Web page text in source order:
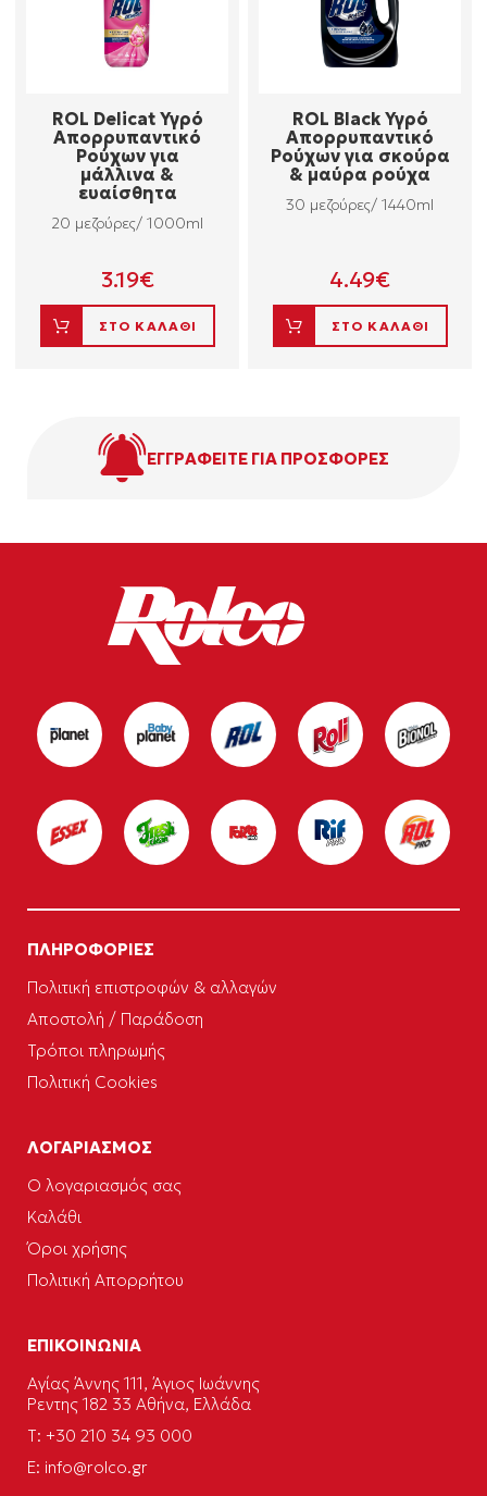
ROL Delicat Υγρό
Απορρυπαντικό
Ρούχων για
μάλλινα &
ευαίσθητα
20 μεζούρες/ 1000ml
3.19€
ΣΤΟ ΚΑΛΑΘΙ
ROL Black Υγρό
Απορρυπαντικό
Ρούχων για σκούρα
& μαύρα ρούχα
30 μεζούρες/ 1440ml
4.49€
ΣΤΟ ΚΑΛΑΘΙ
ΕΓΓΡΑΦΕΙΤΕ ΓΙΑ ΠΡΟΣΦΟΡΕΣ
ΠΛΗΡΟΦΟΡΙΕΣ
Πολιτική επιστροφών & αλλαγών
Αποστολή / Παράδοση
Τρόποι πληρωμής
Πολιτική Cookies
ΛΟΓΑΡΙΑΣΜΟΣ
Ο λογαριασμός σας
Καλάθι
Όροι χρήσης
Πολιτική Απορρήτου
ΕΠΙΚΟΙΝΩΝΙΑ
Αγίας Άννης 111, Άγιος Ιωάννης
Ρεντης 182 33 Αθήνα, Ελλάδα
Τ: +30 210 34 93 000
E: info@rolco.gr